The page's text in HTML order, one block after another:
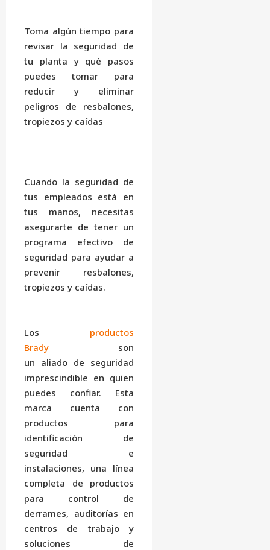
Toma algún tiempo para
revisar la seguridad de
tu planta y qué pasos
puedes tomar para
reducir y eliminar
peligros de resbalones,
tropiezos y caídas
Cuando la seguridad de
tus empleados está en
tus manos, necesitas
asegurarte de tener un
programa efectivo de
seguridad para ayudar a
prevenir resbalones,
tropiezos y caídas.
Los productos
Brady
son
un aliado de seguridad
imprescindible en quien
puedes confiar. Esta
marca cuenta con
productos para
identificación de
seguridad e
instalaciones, una línea
completa de productos
para control de
derrames, auditorías en
centros de trabajo y
soluciones de